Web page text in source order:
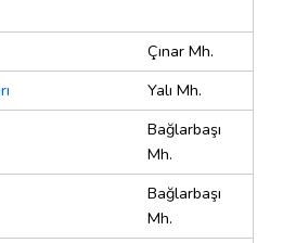
Çınar Mh.
Yalı Mh.
Bağlarbaşı
Mh.
Bağlarbaşı
Mh.